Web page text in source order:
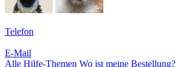
Telefon
E-Mail
Alle Hilfe-Themen Wo ist meine Bestellung?